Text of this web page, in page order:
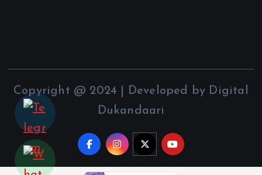
Copyright @ 2024 | Developed by Digital
Dukandaari